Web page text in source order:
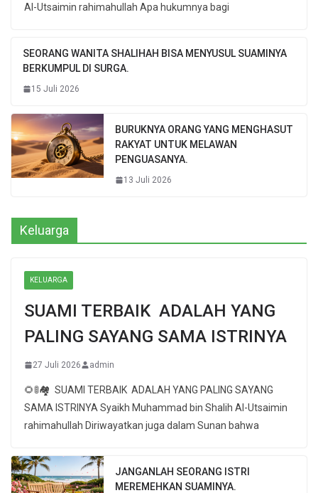
Al-Utsaimin rahimahullah Apa hukumnya bagi
SEORANG WANITA SHALIHAH BISA MENYUSUL SUAMINYA
BERKUMPUL DI SURGA.
15 Juli 2026
BURUKNYA ORANG YANG MENGHASUT
RAKYAT UNTUK MELAWAN
PENGUASANYA.
13 Juli 2026
Keluarga
KELUARGA
SUAMI TERBAIK ADALAH YANG
PALING SAYANG SAMA ISTRINYA
27 Juli 2026 admin
🌻🚦🏘 SUAMI TERBAIK ADALAH YANG PALING SAYANG
SAMA ISTRINYA Syaikh Muhammad bin Shalih Al-Utsaimin
rahimahullah Diriwayatkan juga dalam Sunan bahwa
JANGANLAH SEORANG ISTRI
MEREMEHKAN SUAMINYA.